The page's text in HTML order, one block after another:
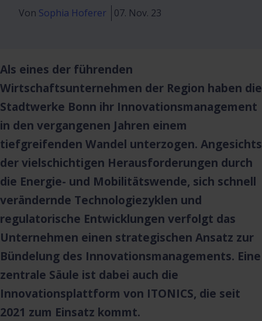
Von Sophia Hoferer 07. Nov. 23
Als eines der führenden
Wirtschaftsunternehmen der Region haben die
Stadtwerke Bonn ihr Innovationsmanagement
in den vergangenen Jahren einem
tiefgreifenden Wandel unterzogen. Angesichts
der vielschichtigen Herausforderungen durch
die Energie- und Mobilitätswende, sich schnell
verändernde Technologiezyklen und
regulatorische Entwicklungen verfolgt das
Unternehmen einen strategischen Ansatz zur
Bündelung des Innovationsmanagements. Eine
zentrale Säule ist dabei auch die
Innovationsplattform von ITONICS, die seit
2021 zum Einsatz kommt.